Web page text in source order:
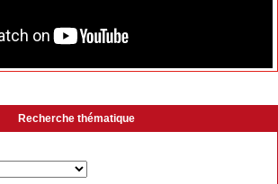
Recherche thématique